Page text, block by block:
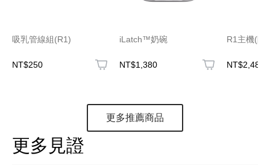
吸乳管線組(R1)
NT$250
iLatch™奶碗
NT$1,380
R1主機(附
NT$2,480
更多推薦商品
更多見證